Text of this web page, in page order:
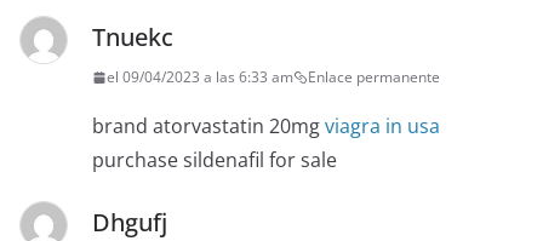
Tnuekc
el 09/04/2023 a las 6:33 am Enlace permanente
brand atorvastatin 20mgviagra in usa
purchase sildenafil for sale
Dhgufj